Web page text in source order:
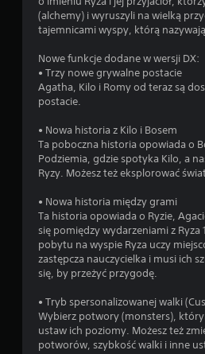
a
n
a
f
u
c
j
i
s
e
r
o
w
a
n
a
r
u
c
f
f
l
i
n
e
)
(alchemy) i wyruszyli na wielką
tajemnicami wyspy, którą
Nowe funkcje dodane w wersji DX:
• Trzy nowe grywalne postacie
Agatha, Kilo i Romy od teraz są
postacie.
• Nowa historia z Kilo i Bosem
Ta poboczna historia opowiada o
Podziemia, gdzie spotyka Kilo, a
Ryzy. Możesz też eksplorować
• Nowa historia między grami
Ta historia opowiada o Ryzie,
się pomiędzy wydarzeniami z Ryza
pobytu na wyspie Ryza uczy
zastępcza nauczycielka i musi ich
się, by przeżyć przygodę.
• Tryb spersonalizowanej walki
Wybierz potwory (monsters),
ustaw ich poziomy. Możesz też
potworów, szybkość walki i inne